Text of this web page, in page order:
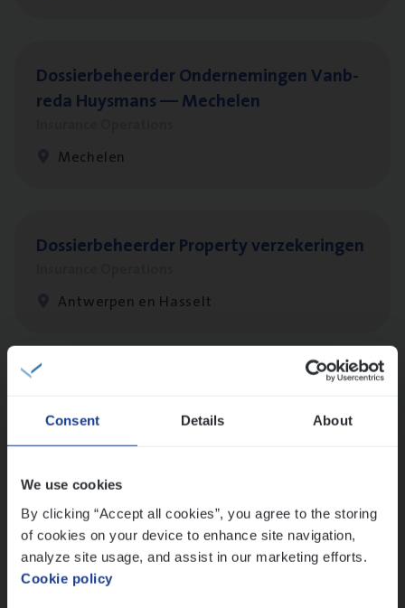
Consent Details About
We use cookies
By clicking “Accept all cookies”, you agree to the storing
of cookies on your device to enhance site navigation,
analyze site usage, and assist in our marketing efforts.
Cookie policy
Dos­sier­be­heer­der Onder­ne­min­gen Van­b­
re­da Huys­mans — Mechelen
Mechelen
Dos­sier­be­heer­der Pro­per­ty verzekeringen
Antwerpen en Hasselt
Dos­sier­be­heer­der ver­ze­ke­rin­gen — Soci­al
Pro­fit en Public
ITBusi­ness Analyst
IT, Change & Innovation